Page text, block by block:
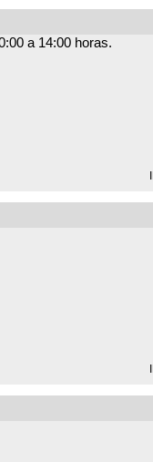
a 14:00 horas.